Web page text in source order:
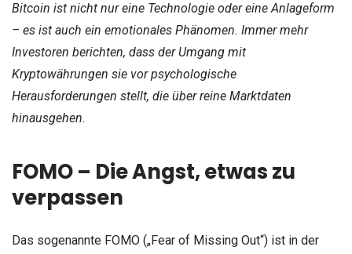
Bitcoin ist nicht nur eine Technologie oder eine Anlageform
– es ist auch ein emotionales Phänomen. Immer mehr
Investoren berichten, dass der Umgang mit
Kryptowährungen sie vor psychologische
Herausforderungen stellt, die über reine Marktdaten
hinausgehen.
FOMO – Die Angst, etwas zu
verpassen
Das sogenannte FOMO („Fear of Missing Out“) ist in der